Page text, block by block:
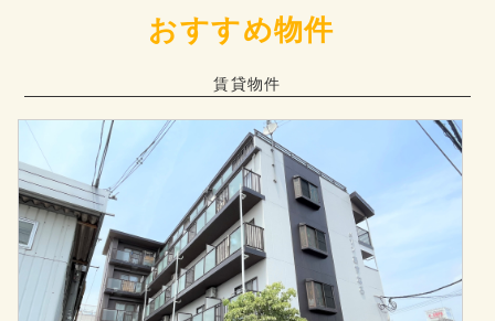
おすすめ物件
賃貸物件